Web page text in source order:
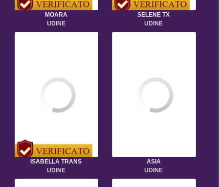
MOARA
UDINE
SELENE TX
UDINE
ISABELLA TRANS
UDINE
ASIA
UDINE